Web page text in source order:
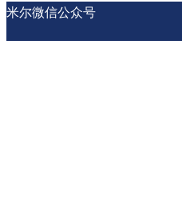
米尔微信公众号